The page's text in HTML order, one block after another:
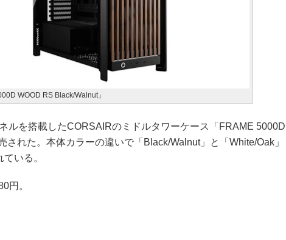
WOOD RS Black/Walnut」
ルを搭載したCORSAIRのミドルタワーケース「FRAME 5000D
された。本体カラーの違いで「Black/Walnut」と「White/Oak」
いる。
円。